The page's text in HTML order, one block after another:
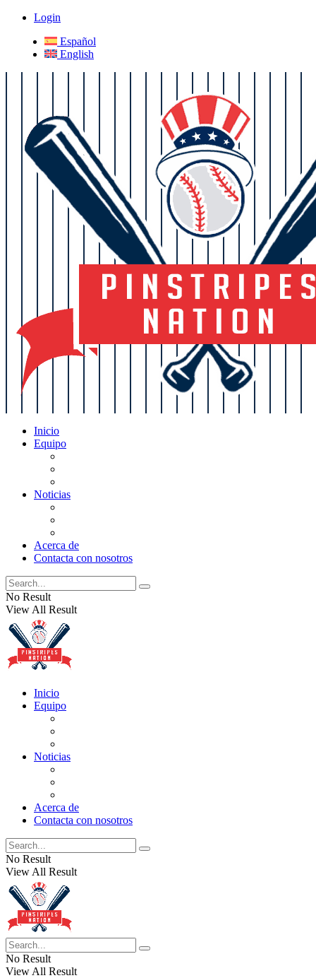
Login
Español
English
Inicio
Equipo
Noticias
Acerca de
Contacta con nosotros
No Result
View All Result
Inicio
Equipo
Noticias
Acerca de
Contacta con nosotros
No Result
View All Result
No Result
View All Result